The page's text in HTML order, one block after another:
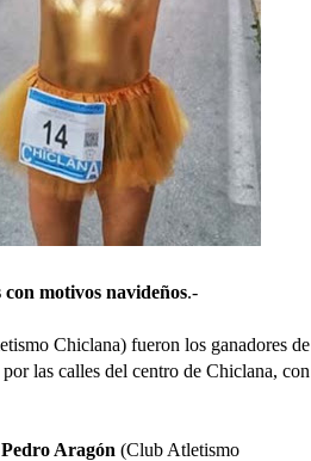
motivos navideños.-
Chiclana) fueron los ganadores de
las calles del centro de Chiclana, con
Aragón (Club Atletismo